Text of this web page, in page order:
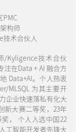
PMC
构师
技术合伙人
/Kyligence技术合伙
注在Data + AI 融合方
Data+AI。个人热衷
MLSQL 为其主要开
企业快速落私有化大
新大赛二等奖，23年
， 个人入选中国22
工智能开发者先锋大